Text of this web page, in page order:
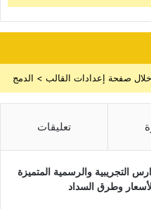
تعليقات
التجريبية والرسمية المتميزة